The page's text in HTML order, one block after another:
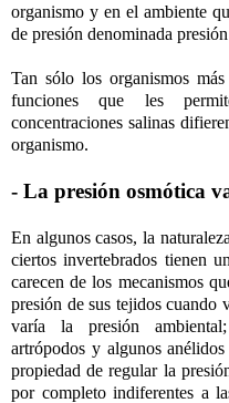
organismo y en el ambiente
de presión denominada
Tan sólo los organismos
funciones que les
concentraciones salinas
organismo.
- La presión osmótica
En algunos casos, la
ciertos invertebrados tienen
carecen de los mecanismos
presión de sus tejidos cuando
varía la presión
artrópodos y algunos
propiedad de regular la
por completo indiferentes a